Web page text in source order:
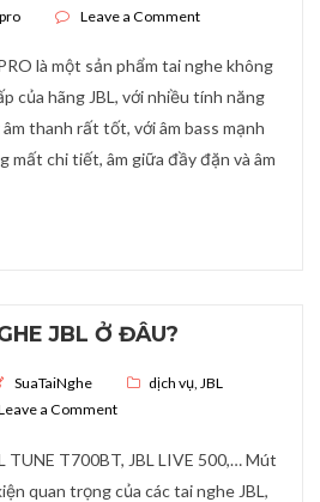
Leave a Commenton SỬA TAI NGHE
là một sản phẩm tai nghe không
của hãng JBL, với nhiều tính năng
thanh rất tốt, với âm bass mạnh
mất chi tiết, âm giữa đầy đặn và âm
JBL Ở ĐÂU?
SuaTaiNghe dịch vụ, JBL
a Commenton THAY MÚT TAI NGHE JBL Ở
TUNE T700BT, JBL LIVE 500,… Mút
quan trọng của các tai nghe JBL,